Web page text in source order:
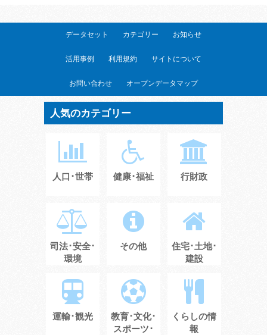
データセット カテゴリー お知らせ
活用事例 利用規約 サイトについて
お問い合わせ オープンデータマップ
人気のカテゴリー
人口･世帯 健康･福祉 行財政
司法･安全･
環境
その他
住宅･土地･
建設
運輸･観光
教育･文化･
スポーツ･
くらしの情
報